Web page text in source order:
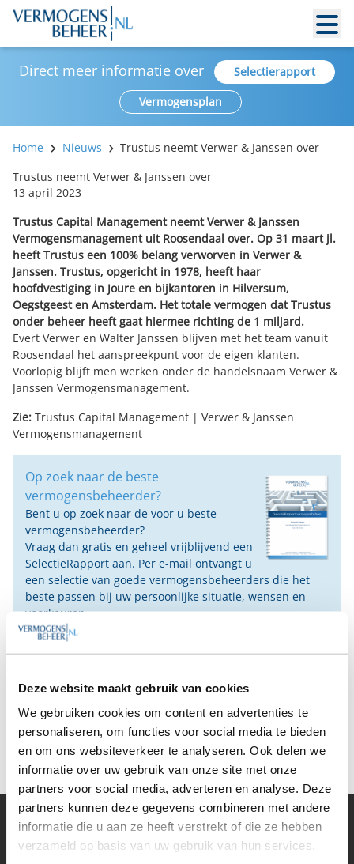
Deze website maakt gebruik van cookies
We gebruiken cookies om content en advertenties te
personaliseren, om functies voor social media te bieden
en om ons websiteverkeer te analyseren. Ook delen we
informatie over uw gebruik van onze site met onze
partners voor social media, adverteren en analyse. Deze
partners kunnen deze gegevens combineren met andere
informatie die u aan ze heeft verstrekt of die ze hebben
verzameld op basis van uw gebruik van hun services.
Direct meer informatie over
Selectierapport
Vermogensplan
Home Nieuws
Trustus neemt Verwer & Janssen over
Trustus neemt Verwer & Janssen over
13 april 2023
Trustus Capital Management neemt Verwer & Janssen
Vermogensmanagement uit Roosendaal over. Op 31 maart jl.
heeft Trustus een 100% belang verworven in Verwer &
Janssen. Trustus, opgericht in 1978, heeft haar
hoofdvestiging in Joure en bijkantoren in Hilversum,
Oegstgeest en Amsterdam. Het totale vermogen dat Trustus
onder beheer heeft gaat hiermee richting de 1 miljard.
Evert Verwer en Walter Janssen blijven met het team vanuit
Roosendaal het aanspreekpunt voor de eigen klanten.
Voorlopig blijft men werken onder de handelsnaam Verwer &
Janssen Vermogensmanagement.
Zie: Trustus Capital Management | Verwer & Janssen
Vermogensmanagement
Op zoek naar de beste
vermogensbeheerder?
Bent u op zoek naar de voor u beste
vermogensbeheerder?
Vraag dan gratis en geheel vrijblijvend een
SelectieRapport aan. Per e-mail ontvangt u
een selectie van goede vermogensbeheerders die het
beste passen bij uw persoonlijke situatie, wensen en
voorkeuren.
Gratis Selectierapport
Deel op FacebookDeel op LinkedIn
Vermogensbeheer
Alle vermogensbeheerders in Nederland